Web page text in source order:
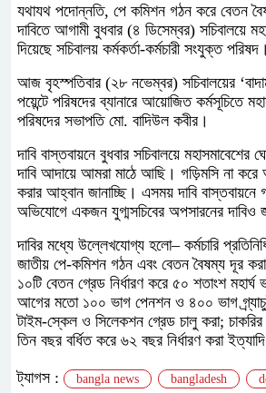
যথাযথ পদোন্নতি, পে কমিশন গঠন করে বেতন
দাবিতে আগামী বুধবার (৪ ডিসেম্বর) সচিবালয়ে
দিয়েছে সচিবালয় কর্মকর্তা-কর্মচারী সংযুক্ত পরিষদ।
আজ বৃহস্পতিবার (২৮ নভেম্বর) সচিবালয়ের
পয়েন্টে পরিষদের ব্যানারে আয়োজিত কর্মসূচিতে
পরিষদের সভাপতি মো. বাদিউল কবীর।
দাবি বাস্তবায়নে বুধবার সচিবালয়ে মহাসমাবেশের
দাবি আদায়ে আমরা মাঠে আছি। গড়িমসি না করে
করার আহ্বান জানাচ্ছি। এসময় দাবি বাস্তবায়নে
অভিযোগে একজন যুগ্মসচিবের অপসারনের দাবিও
দাবির মধ্যে উল্লেখযোগ্য হলো– কর্মচারি
জাতীয় পে-কমিশন গঠন এবং বেতন বৈষম্য দূর
১০টি বেতন গ্রেড নির্ধারণ করে ৫০ শতাংশ মহার্ঘ
আগের মতো ১০০ ভাগ পেনশন ও ৪০০ ভাগ
টাইম-স্কেল ও সিলেকশন গ্রেড চালু করা;
তিন বছর বর্ধিত করে ৬২ বছর নির্ধারণ করা
ট্যাগস : bangla news bangladesh